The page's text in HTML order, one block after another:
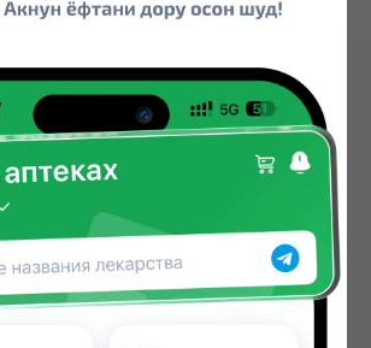
№10
(МЕЛИГЕН) можно купить или
Абубакри Карим, Авиценна,
К, Амирӣ, Аптека + 24/7,